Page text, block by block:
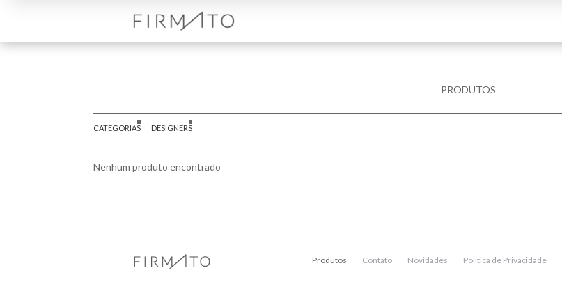
PRODUTOS
CATEGORIAS DESIGNERS
Nenhum produto encontrado
Produtos Contato Novidades Política de Privacidade